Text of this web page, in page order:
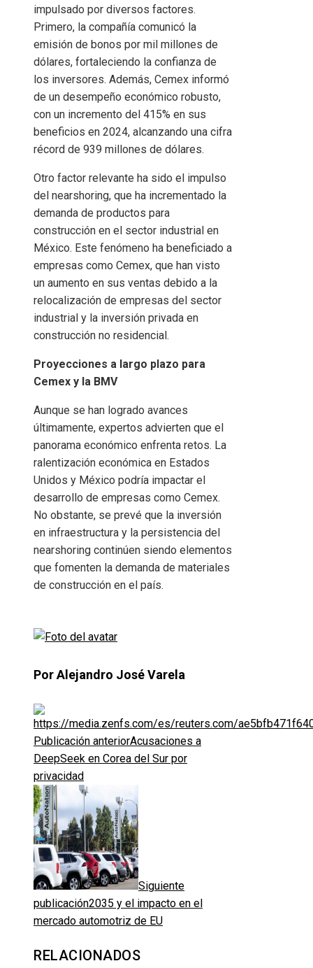
impulsado por diversos factores.
Primero, la compañía comunicó la
emisión de bonos por mil millones de
dólares, fortaleciendo la confianza de
los inversores. Además, Cemex informó
de un desempeño económico robusto,
con un incremento del 415% en sus
beneficios en 2024, alcanzando una cifra
récord de 939 millones de dólares.
Otro factor relevante ha sido el impulso
del nearshoring, que ha incrementado la
demanda de productos para
construcción en el sector industrial en
México. Este fenómeno ha beneficiado a
empresas como Cemex, que han visto
un aumento en sus ventas debido a la
relocalización de empresas del sector
industrial y la inversión privada en
construcción no residencial. ​
Proyecciones a largo plazo para
Cemex y la BMV
Aunque se han logrado avances
últimamente, expertos advierten que el
panorama económico enfrenta retos. La
ralentización económica en Estados
Unidos y México podría impactar el
desarrollo de empresas como Cemex.
No obstante, se prevé que la inversión
en infraestructura y la persistencia del
nearshoring continúen siendo elementos
que fomenten la demanda de materiales
de construcción en el país.
Por Alejandro José Varela
Publicación anteriorAcusaciones a
DeepSeek en Corea del Sur por
privacidad
Siguiente
publicación2035 y el impacto en el
mercado automotriz de EU
RELACIONADOS